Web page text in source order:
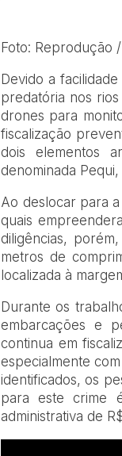
Foto: Reprodução
Devido a
predatória nos
drones para
fiscalização
dois elementos
denominada
Ao deslocar para
quais
diligências,
metros de
localizada à
Durante os
embarcações e
continua em
especialmente
identificados, os
para este crime
administrativa de